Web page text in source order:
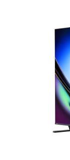
2
Cổng nhận hình
1
Thông tin
Kích thước có